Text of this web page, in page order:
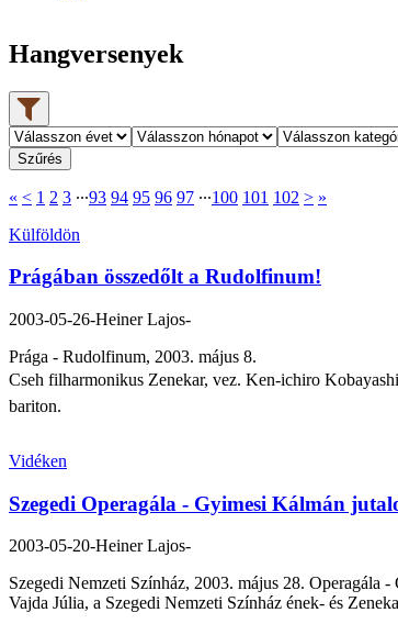
Hangversenyek

« < 1 2 3 ∙∙∙93 94 95 96 97 ∙∙∙100 101 102 > »
Külföldön
Prágában összedőlt a Rudolfinum!
2003-05-26-Heiner Lajos-
Prága - Rudolfinum, 2003. május 8.
Cseh filharmonikus Zenekar, vez. Ken-ichiro
bariton.
Vidéken
Szegedi Operagála - Gyimesi Kálmán
2003-05-20-Heiner Lajos-
Szegedi Nemzeti Színház, 2003. május 28. Operagála
Vajda Júlia, a Szegedi Nemzeti Színház ének- és